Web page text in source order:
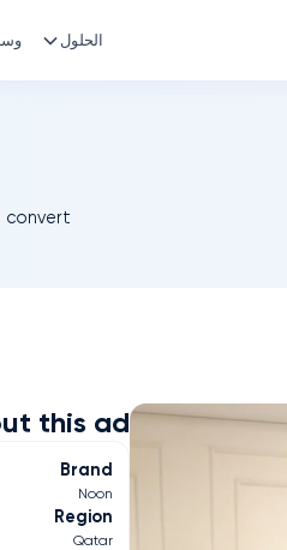
الحلول
this ad
Brand
Noon
Region
Qatar